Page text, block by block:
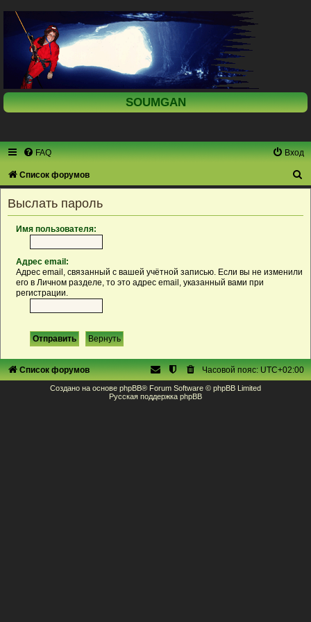
SOUMGAN
FAQ Вход
Список форумов
Выслать пароль
Имя пользователя:
Адрес email:
Адрес email, связанный с вашей учётной записью. Если вы не изменили
его в Личном разделе, то это адрес email, указанный вами при
регистрации.
Список форумов Часовой пояс:UTC+02:00
Создано на основе phpBB® Forum Software © phpBB Limited
Русская поддержка phpBB